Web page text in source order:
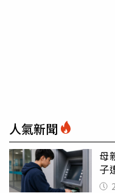
人氣新聞
母
子
罪